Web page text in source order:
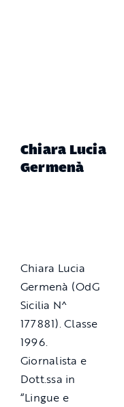
Chiara Lucia
Germenà
Chiara Lucia
Germenà (OdG
Sicilia N^
177881). Classe
1996.
Giornalista e
Dott.ssa in
“Lingue e